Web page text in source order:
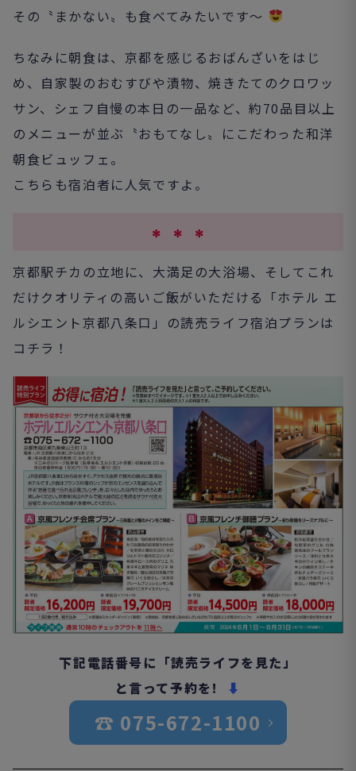
その〝まかない〟も食べてみたいです～
ちなみに朝食は、京都を感じるおばんざいをはじ
め、自家製のおむすびや漬物、焼きたてのクロワッ
サン、シェフ自慢の本日の一品など、約70品目以上
のメニューが並ぶ〝おもてなし〟にこだわった和洋
朝食ビュッフェ。
こちらも宿泊者に人気ですよ。
✻ ✻ ✻
京都駅チカの立地に、大満足の大浴場、そしてこれ
だけクオリティの高いご飯がいただける「ホテル エ
ルシエント京都八条口」の読売ライフ宿泊プランは
コチラ！
下記電話番号に「読売ライフを見た」
と言って予約を!
⬇︎
☎︎ 075-672-1100